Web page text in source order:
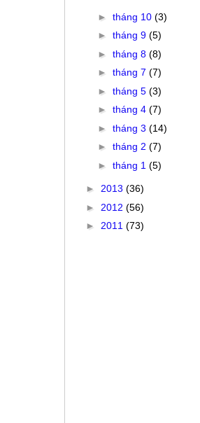
► tháng 10 (3)
► tháng 9 (5)
► tháng 8 (8)
► tháng 7 (7)
► tháng 5 (3)
► tháng 4 (7)
► tháng 3 (14)
► tháng 2 (7)
► tháng 1 (5)
► 2013 (36)
► 2012 (56)
► 2011 (73)